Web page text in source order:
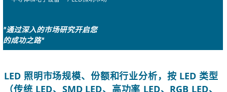
"通过深入的市场研究开启您
的成功之路"
LED 照明市场规模、份额和行业分析，按 LED 类型
（传统 LED、SMD LED、高功率 LED、RGB LED、